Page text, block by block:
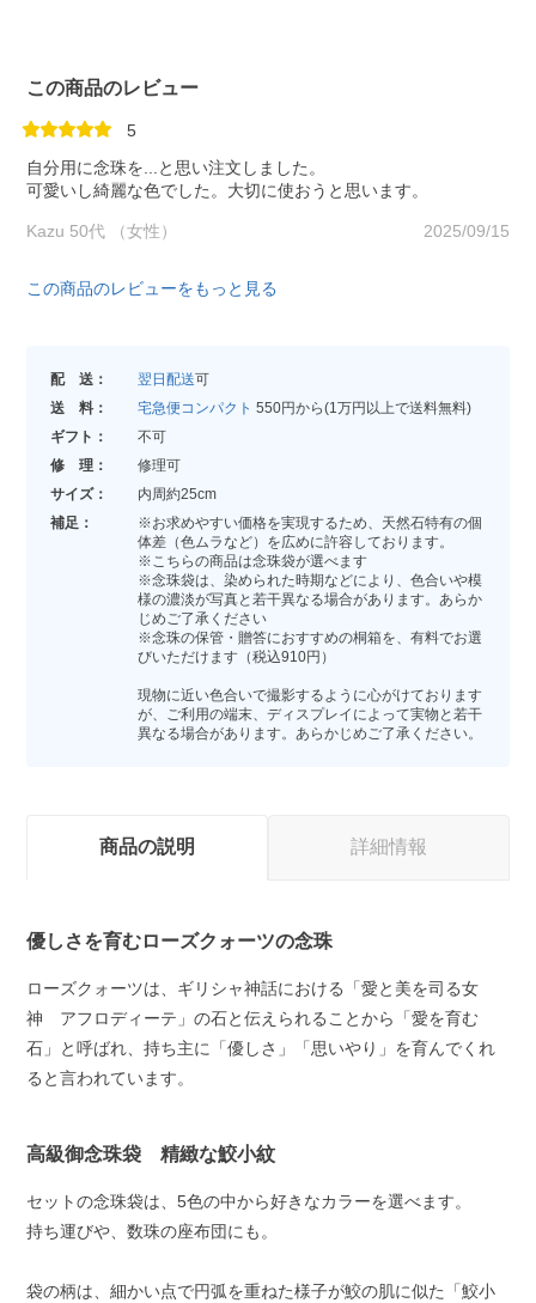
この商品のレビュー
5
自分用に念珠を...と思い注文しました。
可愛いし綺麗な色でした。大切に使おうと思います。
Kazu 50代 （女性） 2025/09/15
この商品のレビューをもっと見る
配 送： 翌日配送可
送 料：
宅急便コンパクト 550円から(1万円以上で送料無料)
ギフト：
不可
修 理：
修理可
サイズ：
内周約25cm
補足：
※お求めやすい価格を実現するため、天然石特有の個
体差（色ムラなど）を広めに許容しております。
※こちらの商品は念珠袋が選べます
※念珠袋は、染められた時期などにより、色合いや模
様の濃淡が写真と若干異なる場合があります。あらか
じめご了承ください
※念珠の保管・贈答におすすめの桐箱を、有料でお選
びいただけます（税込910円）
現物に近い色合いで撮影するように心がけております
が、ご利用の端末、ディスプレイによって実物と若干
異なる場合があります。あらかじめご了承ください。
商品の説明 詳細情報
優しさを育むローズクォーツの念珠
ローズクォーツは、ギリシャ神話における「愛と美を司る女
神 アフロディーテ」の石と伝えられることから「愛を育む
石」と呼ばれ、持ち主に「優しさ」「思いやり」を育んでくれ
ると言われています。
高級御念珠袋 精緻な鮫小紋
セットの念珠袋は、5色の中から好きなカラーを選べます。
持ち運びや、数珠の座布団にも。
袋の柄は、細かい点で円弧を重ねた様子が鮫の肌に似た「鮫小